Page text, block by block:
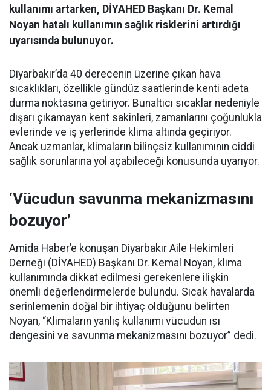
kullanımı artarken, DİYAHED Başkanı Dr. Kemal
Noyan hatalı kullanımın sağlık risklerini artırdığı
uyarısında bulunuyor.
Diyarbakır’da 40 derecenin üzerine çıkan hava
sıcaklıkları, özellikle gündüz saatlerinde kenti adeta
durma noktasına getiriyor. Bunaltıcı sıcaklar nedeniyle
dışarı çıkamayan kent sakinleri, zamanlarını çoğunlukla
evlerinde ve iş yerlerinde klima altında geçiriyor.
Ancak uzmanlar, klimaların bilinçsiz kullanımının ciddi
sağlık sorunlarına yol açabileceği konusunda uyarıyor.
‘Vücudun savunma mekanizmasını
bozuyor’
Amida Haber’e konuşan Diyarbakır Aile Hekimleri
Derneği (DİYAHED) Başkanı Dr. Kemal Noyan, klima
kullanımında dikkat edilmesi gerekenlere ilişkin
önemli değerlendirmelerde bulundu. Sıcak havalarda
serinlemenin doğal bir ihtiyaç olduğunu belirten
Noyan, “Klimaların yanlış kullanımı vücudun ısı
dengesini ve savunma mekanizmasını bozuyor” dedi.